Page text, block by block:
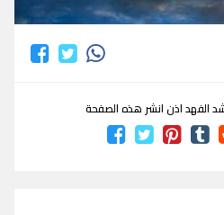
الفهد اذن انشر هذه الصفحة